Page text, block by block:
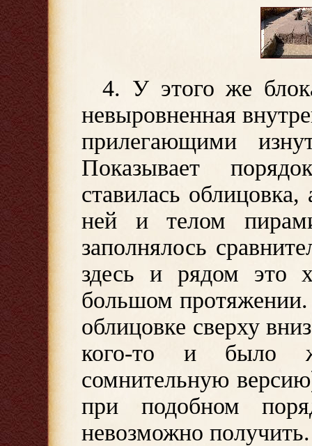
4. У этого же
невыровненная
прилегающими
Показывает
ставилась
ней и телом
заполнялось
здесь и рядом это
большом протяжении.
облицовке сверху
кого-то и было
сомнительную
при подобном
невозможно получить.